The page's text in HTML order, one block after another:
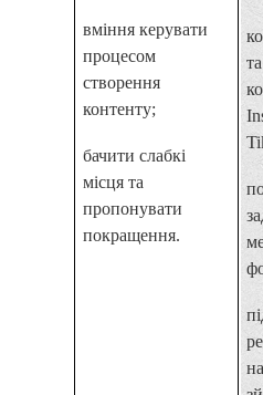
вміння керувати
процесом
створення
контенту;
бачити слабкі
місця та
пропонувати
покращення.